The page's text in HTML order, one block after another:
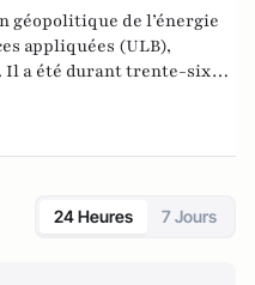
géopolitique de l’énergie
appliquées (ULB),
Il a été durant trente-six
générale de l'énergie
de 18 livres.
24 Heures 7 Jours